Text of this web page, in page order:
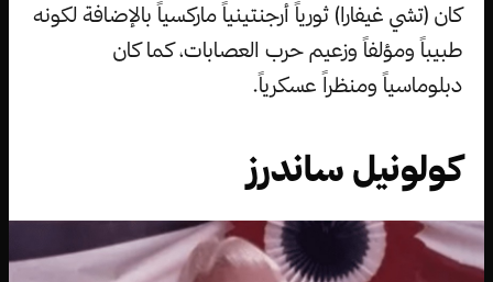
كان (تشي غيفارا) ثورياً أرجنتينياً ماركسياً بالإضافة لكونه
طبيباً ومؤلفاً وزعيم حرب العصابات، كما كان
دبلوماسياً ومنظراً عسكرياً.
كولونيل ساندرز